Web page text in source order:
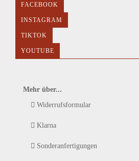
FACEBOOK
INSTAGRAM
TIKTOK
YOUTUBE
Mehr über...
Widerrufsformular
Klarna
Sonderanfertigungen